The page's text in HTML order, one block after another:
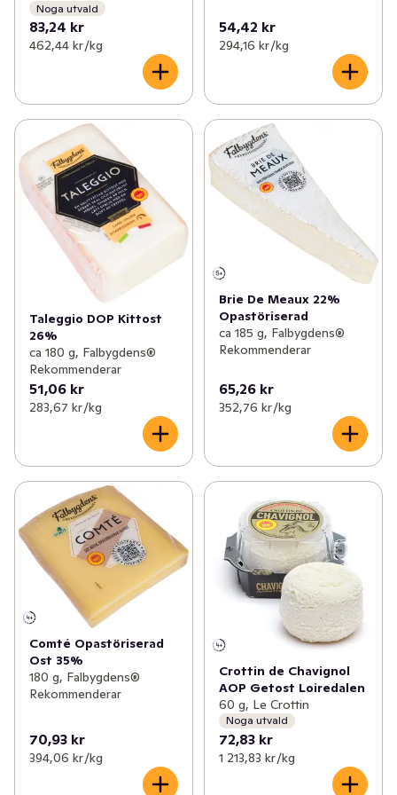
Noga utvald
83,24 kr
462,44 kr /kg
54,42 kr
294,16 kr /kg
Taleggio DOP Kittost
26%
ca 180 g, Falbygdens®
Rekommenderar
51,06 kr
283,67 kr /kg
Brie De Meaux 22%
Opastöriserad
ca 185 g, Falbygdens®
Rekommenderar
65,26 kr
352,76 kr /kg
Comté Opastöriserad
Ost 35%
180 g, Falbygdens®
Rekommenderar
70,93 kr
394,06 kr /kg
Crottin de Chavignol
AOP Getost Loiredalen
60 g, Le Crottin
Noga utvald
72,83 kr
1 213,83 kr /kg